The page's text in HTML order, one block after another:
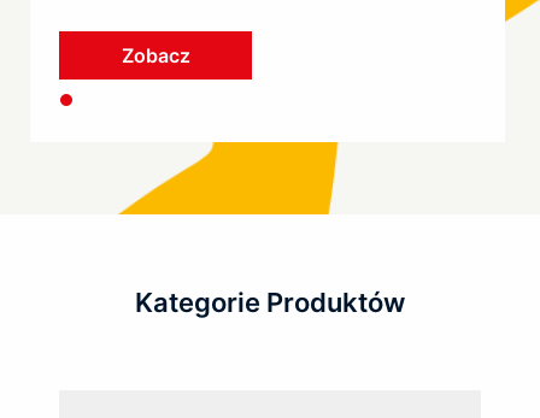
Zobacz
Kategorie Produktów